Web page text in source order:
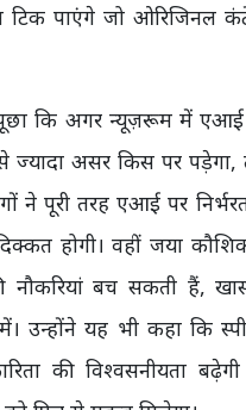
टिक पाएंगे जो ओरिजिनल
कि अगर न्यूज़रूम में एआई
ज्यादा असर किस पर
ने पूरी तरह एआई पर
होगी। वहीं जया
बच सकती हैं,
में। उन्होंने यह भी कहा कि
की विश्वसनीयता बढ़ेगी